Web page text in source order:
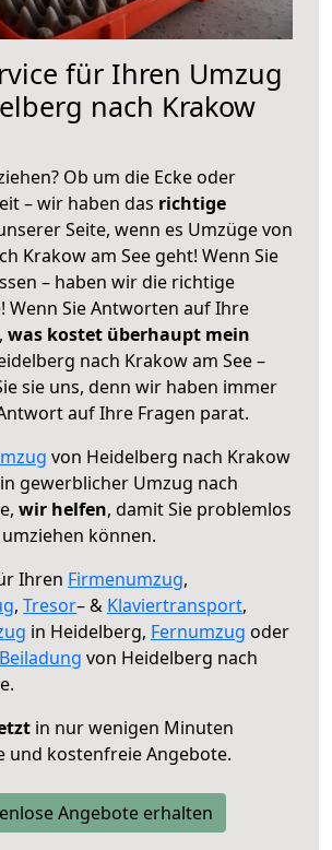
für Ihren Umzug
nach Krakow
Ob um die Ecke oder
– wir haben das richtige
Seite, wenn es Umzüge von
Krakow am See geht! Wenn Sie
– haben wir die richtige
Wenn Sie Antworten auf Ihre
was kostet überhaupt mein
nach Krakow am See –
sie uns, denn wir haben immer
auf Ihre Fragen parat.
von Heidelberg nach Krakow
gewerblicher Umzug nach
wir helfen, damit Sie problemlos
können.
Ihren Firmenumzug,
, Tresor– & Klaviertransport,
in Heidelberg, Fernumzug oder
Beiladung von Heidelberg nach
in nur wenigen Minuten
und kostenfreie Angebote.
Angebote erhalten